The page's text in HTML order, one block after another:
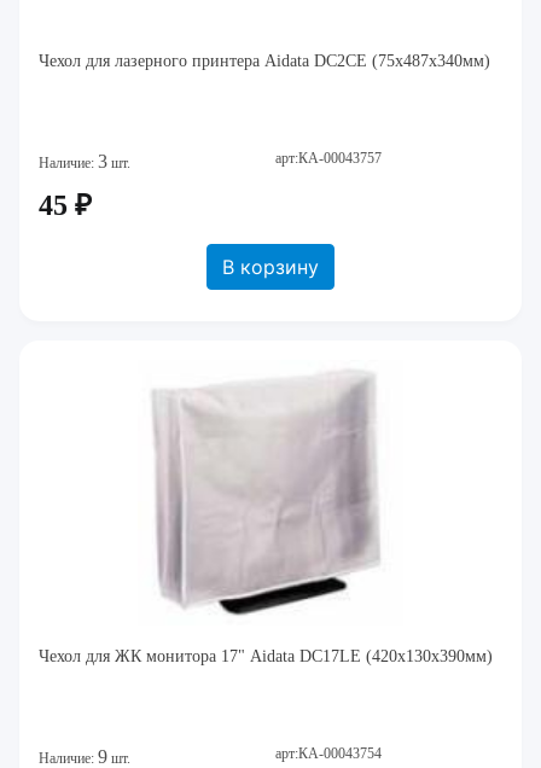
Чехол для лазерного принтера Aidata DC2CE (75х487х340мм)
Наличие: 3 шт. арт:КА-00043757
45 ₽
В корзину
Чехол для ЖК монитора 17" Aidata DC17LE (420х130х390мм)
Наличие: 9 шт. арт:КА-00043754